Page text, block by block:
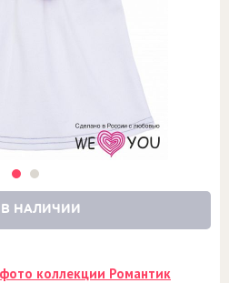
В НАЛИЧИИ
коллекции Романтик